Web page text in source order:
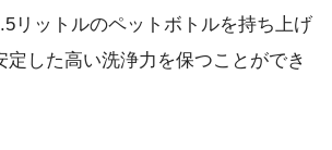
リットルのペットボトルを持ち上げ
定した高い洗浄力を保つことができ